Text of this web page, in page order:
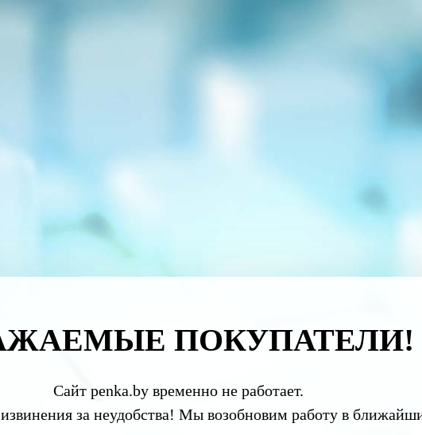
ПОКУПАТЕЛИ!
Сайт penka.by временно не работает.
за неудобства! Мы возобновим работу в